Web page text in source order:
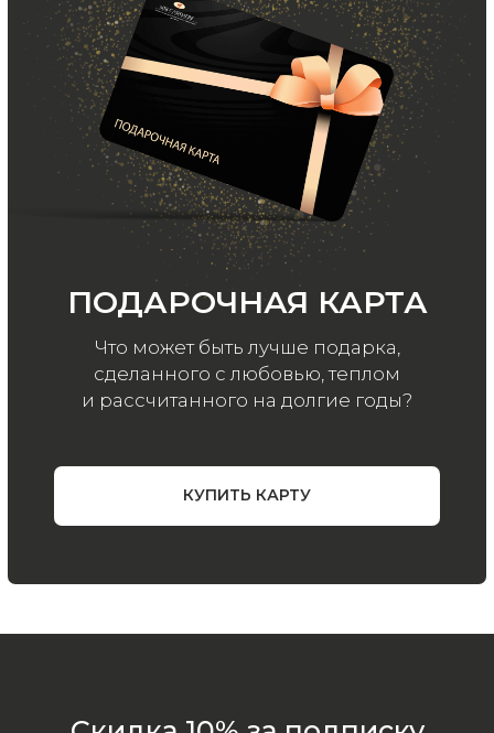
ООО «МИР КАШЕМИРА» © 2023
Все права защищены.
конфиденциальности